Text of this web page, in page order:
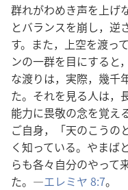
群れ​が​わめき声​を​上げ​
と​バランス​を​崩し，逆
す。また，上空​を​渡っ​
ン​の​一群​を​目​に​する​と
な​渡り​は，実際，幾千​
た。それ​を​見る​人​は，
能力​に​畏敬​の​念​を​覚え
ご自身，「天​の​こうの
く​知っ​て​いる。やまば
ら​も​各々​自分​の​やっ​て​
た。―エレミヤ 8:7。